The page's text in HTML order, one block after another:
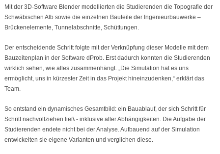
Mit der 3D-Software Blender modellierten die Studierenden die Topografie der
Schwäbischen Alb sowie die einzelnen Bauteile der Ingenieurbauwerke –
Brückenelemente, Tunnelabschnitte, Schüttungen.
Der entscheidende Schritt folgte mit der Verknüpfung dieser Modelle mit dem
Bauzeitenplan in der Software dProb. Erst dadurch konnten die Studierenden
wirklich sehen, wie alles zusammenhängt. „Die Simulation hat es uns
ermöglicht, uns in kürzester Zeit in das Projekt hineinzudenken,“ erklärt das
Team.
So entstand ein dynamisches Gesamtbild: ein Bauablauf, der sich Schritt für
Schritt nachvollziehen ließ - inklusive aller Abhängigkeiten. Die Aufgabe der
Studierenden endete nicht bei der Analyse. Aufbauend auf der Simulation
entwickelten sie eigene Varianten und verglichen diese.